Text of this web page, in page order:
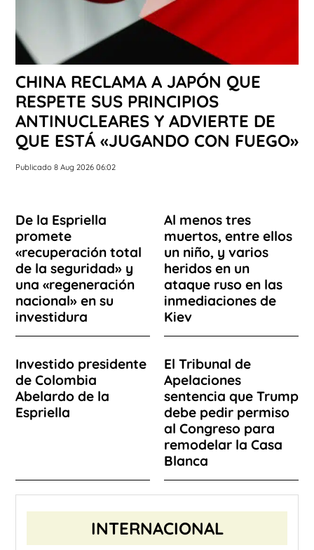
CHINA RECLAMA A JAPÓN QUE
RESPETE SUS PRINCIPIOS
ANTINUCLEARES Y ADVIERTE DE
QUE ESTÁ «JUGANDO CON FUEGO»
Publicado 8 Aug 2026 06:02
De la Espriella
promete
«recuperación total
de la seguridad» y
una «regeneración
nacional» en su
investidura
Al menos tres
muertos, entre ellos
un niño, y varios
heridos en un
ataque ruso en las
inmediaciones de
Kiev
Investido presidente
de Colombia
Abelardo de la
Espriella
El Tribunal de
Apelaciones
sentencia que Trump
debe pedir permiso
al Congreso para
remodelar la Casa
Blanca
INTERNACIONAL